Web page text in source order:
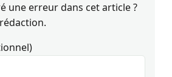
une erreur dans cet article ?